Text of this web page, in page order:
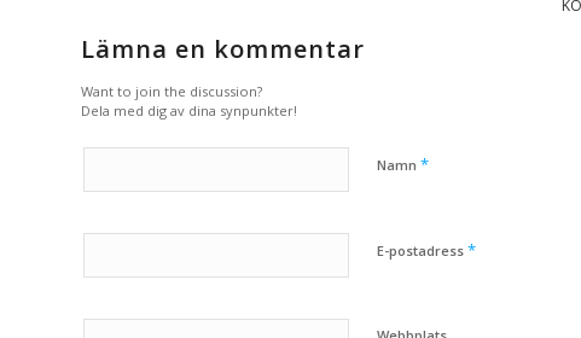
Lämna en kommentar
Want to join the discussion?
Dela med dig av dina synpunkter!
Namn *
E-postadress *